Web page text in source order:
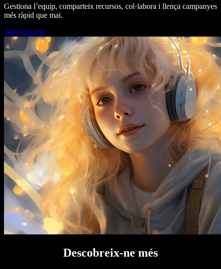
Gestiona l’equip, comparteix recursos, col·labora i llença campanyes
més ràpid que mai.
Obre l'Studio
Descobreix-ne més